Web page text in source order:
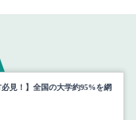
見！】全国の大学約95%を網